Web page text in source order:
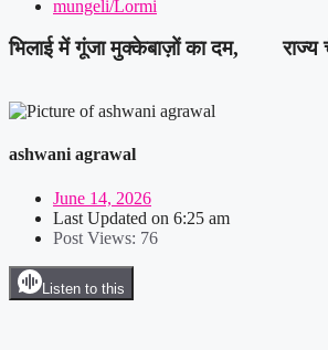
mungeli/Lormi
भिलाई में गूंजा मुक्केबाज़ों का दम, राज्य
ashwani agrawal
June 14, 2026
Last Updated on 6:25 am
Post Views: 76
Listen to this